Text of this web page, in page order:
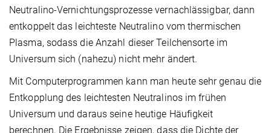
Neutralino-Vernichtungsprozesse vernachlässigbar, dann
entkoppelt das leichteste Neutralino vom thermischen
Plasma, sodass die Anzahl dieser Teilchensorte im
Universum sich (nahezu) nicht mehr ändert.
Mit Computerprogrammen kann man heute sehr genau die
Entkopplung des leichtesten Neutralinos im frühen
Universum und daraus seine heutige Häufigkeit
berechnen. Die Ergebnisse zeigen, dass die Dichte der